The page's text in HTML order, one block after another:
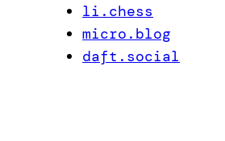
li.chess
micro.blog
daft.social